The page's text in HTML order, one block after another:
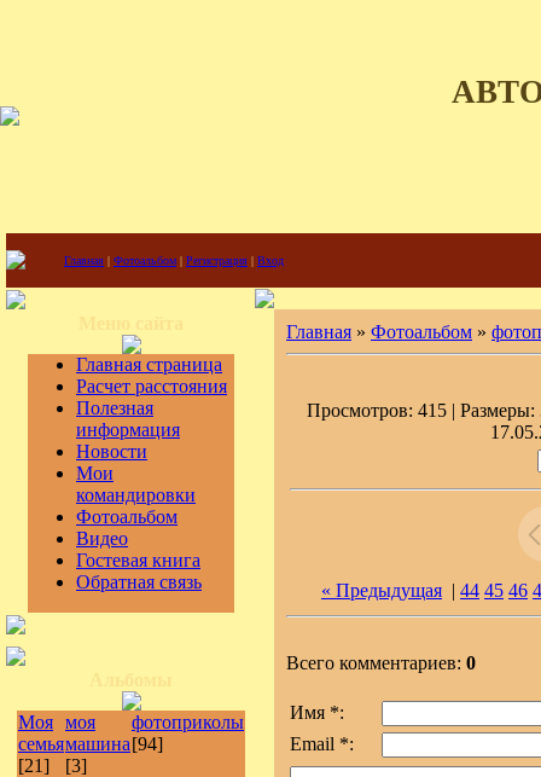
Главная | Фотоальбом | Регистрация | Вход
Главная страница
Расчет расстояния
Полезная
информация
Новости
Мои
командировки
Фотоальбом
Видео
Гостевая книга
Обратная связь
Моя
семья
[21]
моя
машина
[3]
фотоприколы
[94]
Главная » Фотоальбом »
Просмотров: 415 |
« Предыдущая | 44 45 46
Всего комментариев: 0
Имя *:
Email *: